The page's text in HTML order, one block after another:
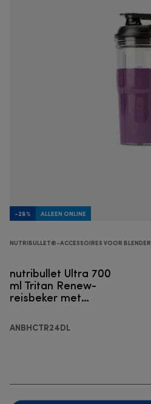
-28% ALLEEN ONLINE
NUTRIBULLET®-ACCESSOIRES VOOR BLENDER
nutribullet Ultra 700
ml Tritan Renew-
reisbeker met
deksel
ANBHCTR24DL